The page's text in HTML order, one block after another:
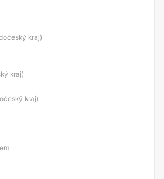
kraj)
kraj)
kraj)